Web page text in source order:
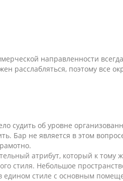
направленности
расслабляться, поэтому все
судить об уровне
Бар не является в этом
атрибут, который к тому
стиля. Небольшое
едином стиле с основным